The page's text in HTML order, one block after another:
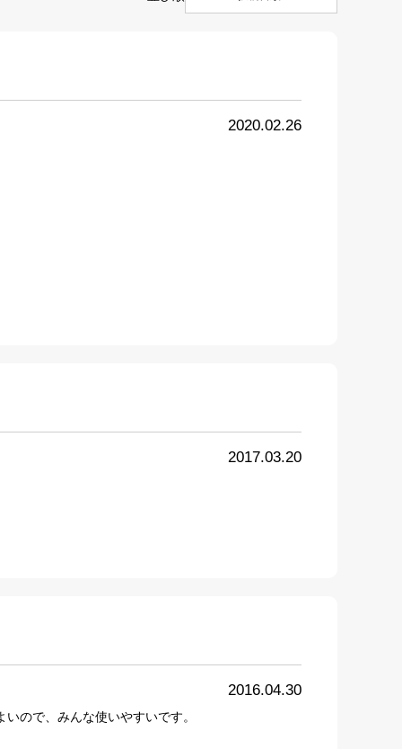
2020.02.26
2017.03.20
2016.04.30
ので、みんな使いやすいです。